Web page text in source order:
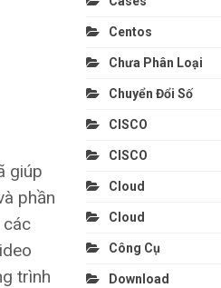
giúp
phần
các
trình
Centos
Chưa Phân Loại
Chuyển Đổi Số
CISCO
CISCO
Cloud
Cloud
Công Cụ
Download